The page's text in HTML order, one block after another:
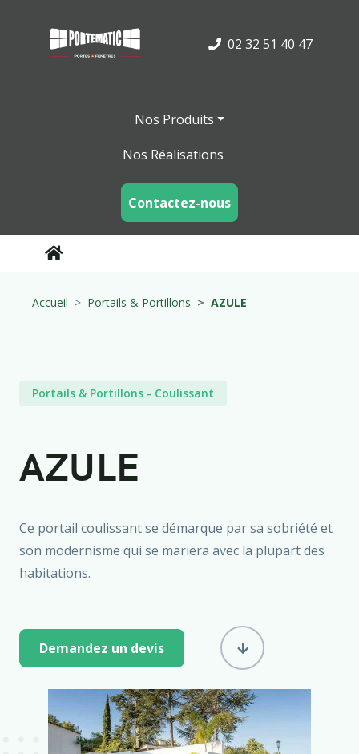
02 32 51 40 47
Nos Produits
Nos Réalisations
Contactez-nous
Accueil Portails & Portillons AZULE
Portails & Portillons - Coulissant
AZULE
Ce portail coulissant se démarque par sa sobriété et
son modernisme qui se mariera avec la plupart des
habitations.
Demandez un devis